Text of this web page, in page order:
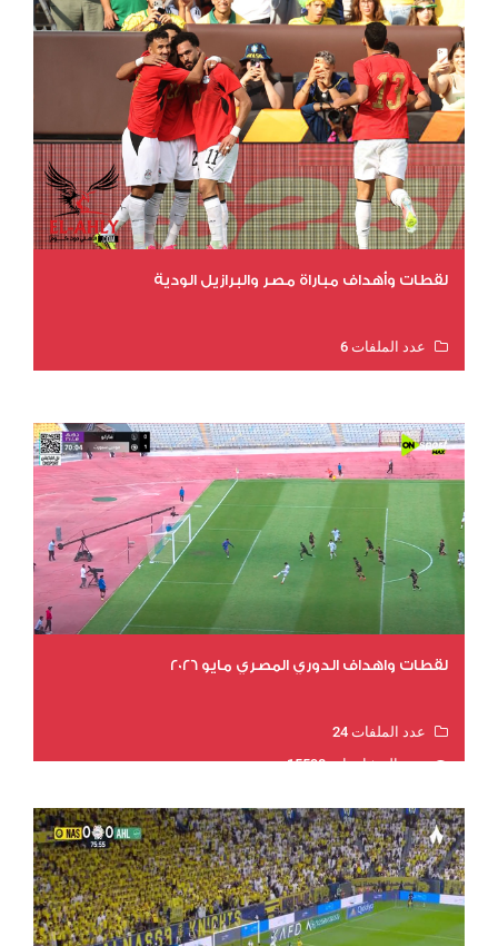
لقطات وأهداف مباراة مصر والبرازيل الودية
عدد الملفات 6
لقطات واهداف الدوري المصري مايو 2026
عدد الملفات 24
عدد المشاهدات 15598